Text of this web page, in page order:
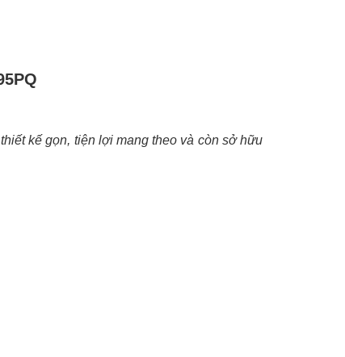
kế gọn, tiện lợi mang theo và còn sở hữu